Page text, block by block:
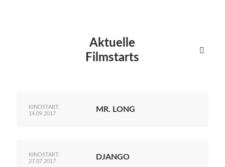
Aktuelle
Filmstarts

KINOSTART:
14.09.2017
MR. LONG
KINOSTART:
27.07.2017
DJANGO